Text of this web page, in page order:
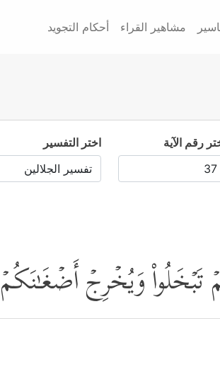
مشاهير القراء أحكام التجويد
رقم الآية اختر التفسير
وَیُخۡرِجۡ أَضۡغَـٰنَكُمۡ